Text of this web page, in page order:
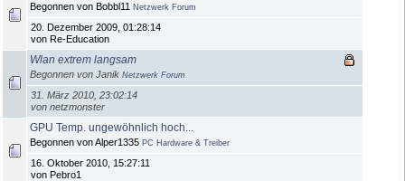
Begonnen von Bobbl11 Netzwerk Forum
20. Dezember 2009, 01:28:14
von Re-Education
Wlan extrem langsam
Begonnen von Janik Netzwerk Forum
31. März 2010, 23:02:14
von netzmonster
GPU Temp. ungewöhnlich hoch...
Begonnen von Alper1335 PC Hardware & Treiber
16. Oktober 2010, 15:27:11
von Pebro1